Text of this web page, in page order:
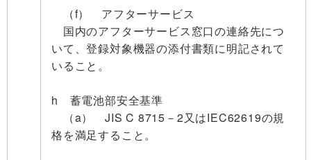
（f） アフターサービス
国内のアフターサービス窓口の連絡先につ
いて、登録対象機器の添付書類に明記されて
いること。
h 蓄電池部安全基準
（a） JIS C 8715－2又はIEC62619の規
格を満足すること。